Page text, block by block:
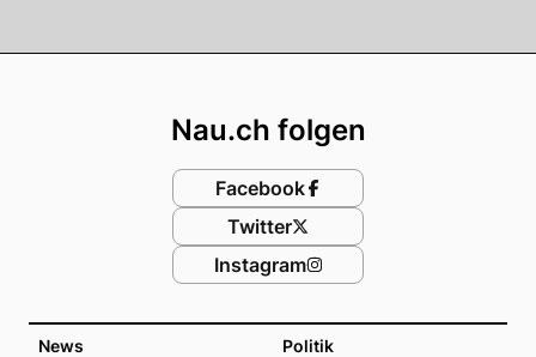
News Politik
Nau.ch folgen
Facebook
Twitter
Instagram